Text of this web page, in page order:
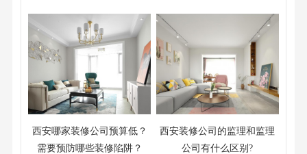
西安哪家装修公司预算低？
需要预防哪些装修陷阱？
西安装修公司的监理和监理
公司有什么区别?